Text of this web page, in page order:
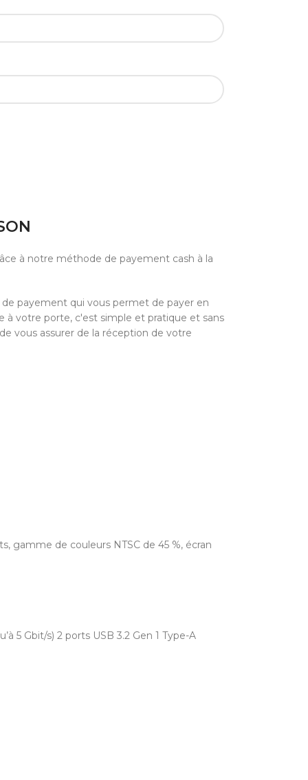
à notre méthode de payement cash à la
payement qui vous permet de payer en
à votre porte, c'est simple et pratique et sans
vous assurer de la réception de votre
gamme de couleurs NTSC de 45 %, écran
5 Gbit/s) 2 ports USB 3.2 Gen 1 Type-A